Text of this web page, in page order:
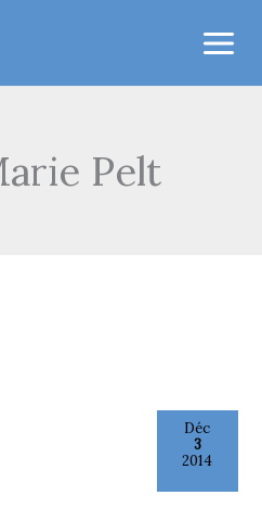
Pelt
Déc
3
2014